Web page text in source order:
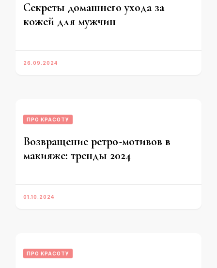
Секреты домашнего ухода за
кожей для мужчин
26.09.2024
ПРО КРАСОТУ
Возвращение ретро-мотивов в
макияже: тренды 2024
01.10.2024
ПРО КРАСОТУ